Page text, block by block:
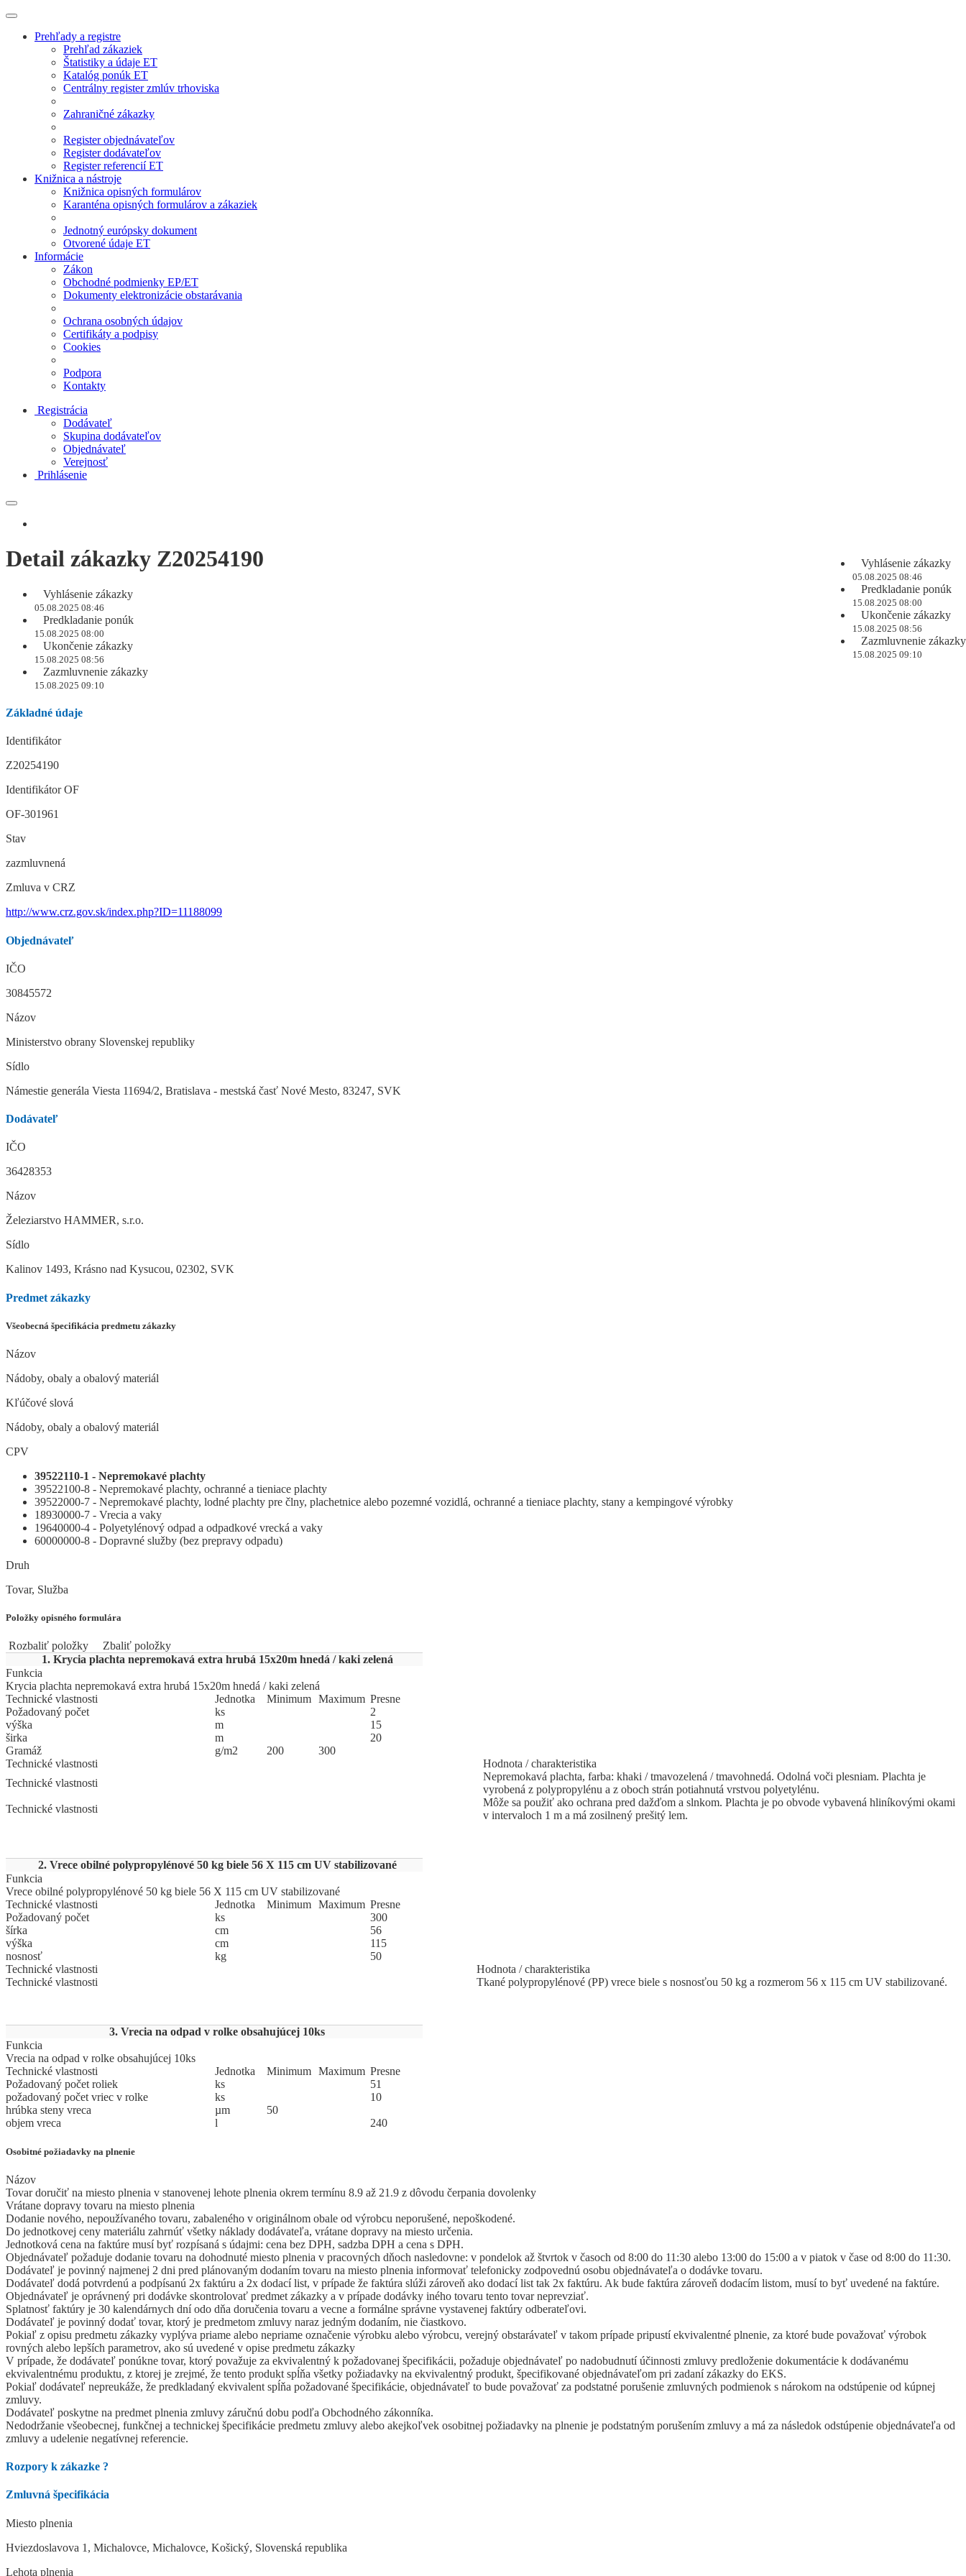
Prehľady a registre
Prehľad zákaziek
Štatistiky a údaje ET
Katalóg ponúk ET
Centrálny register zmlúv trhoviska
Zahraničné zákazky
Register objednávateľov
Register dodávateľov
Register referencií ET
Knižnica a nástroje
Knižnica opisných formulárov
Karanténa opisných formulárov a zákaziek
Jednotný európsky dokument
Otvorené údaje ET
Informácie
Zákon
Obchodné podmienky EP/ET
Dokumenty elektronizácie obstarávania
Ochrana osobných údajov
Certifikáty a podpisy
Cookies
Podpora
Kontakty
Registrácia
Dodávateľ
Skupina dodávateľov
Objednávateľ
Verejnosť
Prihlásenie
Vyhlásenie zákazky
05.08.2025 08:46
Predkladanie ponúk
15.08.2025 08:00
Ukončenie zákazky
15.08.2025 08:56
Zazmluvnenie zákazky
15.08.2025 09:10
Detail zákazky Z20254190
Vyhlásenie zákazky
05.08.2025 08:46
Predkladanie ponúk
15.08.2025 08:00
Ukončenie zákazky
15.08.2025 08:56
Zazmluvnenie zákazky
15.08.2025 09:10
Základné údaje
Identifikátor
Z20254190
Identifikátor OF
OF-301961
Stav
zazmluvnená
Zmluva v CRZ
http://www.crz.gov.sk/index.php?ID=11188099
Objednávateľ
IČO
30845572
Názov
Ministerstvo obrany Slovenskej republiky
Sídlo
Námestie generála Viesta 11694/2, Bratislava - mestská časť Nové Mesto, 83247, SVK
Dodávateľ
IČO
36428353
Názov
Železiarstvo HAMMER, s.r.o.
Sídlo
Kalinov 1493, Krásno nad Kysucou, 02302, SVK
Predmet zákazky
Všeobecná špecifikácia predmetu zákazky
Názov
Nádoby, obaly a obalový materiál
Kľúčové slová
Nádoby, obaly a obalový materiál
CPV
39522110-1 - Nepremokavé plachty
39522100-8 - Nepremokavé plachty, ochranné a tieniace plachty
39522000-7 - Nepremokavé plachty, lodné plachty pre člny, plachetnice alebo pozemné vozidlá, ochranné a tieniace plachty, stany a kempingové výrobky
18930000-7 - Vrecia a vaky
19640000-4 - Polyetylénový odpad a odpadkové vrecká a vaky
60000000-8 - Dopravné služby (bez prepravy odpadu)
Druh
Tovar, Služba
Položky opisného formulára
Rozbaliť položky
Zbaliť položky
1. Krycia plachta nepremokavá extra hrubá 15x20m hnedá / kaki zelená
Funkcia
Krycia plachta nepremokavá extra hrubá 15x20m hnedá / kaki zelená
Technické vlastnosti
Jed­not­ka Mi­ni­mum Ma­xi­mum Pres­ne
Požadovaný počet
ks
2
výška
m
15
širka
m
20
Gramáž
g/m2 200
300
Technické vlastnosti
Hodnota / charakteristika
Technické vlastnosti
Nepremokavá plachta, farba: khaki / tmavozelená / tmavohnedá. Odolná voči plesniam. Plachta je
vyrobená z polypropylénu a z oboch strán potiahnutá vrstvou polyetylénu.
Technické vlastnosti
Môže sa použiť ako ochrana pred dažďom a slnkom. Plachta je po obvode vybavená hliníkovými okami
v intervaloch 1 m a má zosilnený prešitý lem.
2. Vrece obilné polypropylénové 50 kg biele 56 X 115 cm UV stabilizované
Funkcia
Vrece obilné polypropylénové 50 kg biele 56 X 115 cm UV stabilizované
Technické vlastnosti
Jed­not­ka Mi­ni­mum Ma­xi­mum Pres­ne
Požadovaný počet
ks
300
šírka
cm
56
výška
cm
115
nosnosť
kg
50
Technické vlastnosti
Hodnota / charakteristika
Technické vlastnosti
Tkané polypropylénové (PP) vrece biele s nosnosťou 50 kg a rozmerom 56 x 115 cm UV stabilizované.
3. Vrecia na odpad v rolke obsahujúcej 10ks
Funkcia
Vrecia na odpad v rolke obsahujúcej 10ks
Technické vlastnosti
Jed­not­ka Mi­ni­mum Ma­xi­mum Pres­ne
Požadovaný počet roliek
ks
51
požadovaný počet vriec v rolke
ks
10
hrúbka steny vreca
µm
50
objem vreca
l 240
Osobitné požiadavky na plnenie
Názov
Tovar doručiť na miesto plnenia v stanovenej lehote plnenia okrem termínu 8.9 až 21.9 z dôvodu čerpania dovolenky
Vrátane dopravy tovaru na miesto plnenia
Dodanie nového, nepoužívaného tovaru, zabaleného v originálnom obale od výrobcu neporušené, nepoškodené.
Do jednotkovej ceny materiálu zahrnúť všetky náklady dodávateľa, vrátane dopravy na miesto určenia.
Jednotková cena na faktúre musí byť rozpísaná s údajmi: cena bez DPH, sadzba DPH a cena s DPH.
Objednávateľ požaduje dodanie tovaru na dohodnuté miesto plnenia v pracovných dňoch nasledovne: v pondelok až štvrtok v časoch od 8:00 do 11:30 alebo 13:00 do 15:00 a v piatok v čase od 8:00 do 11:30.
Dodávateľ je povinný najmenej 2 dni pred plánovaným dodaním tovaru na miesto plnenia informovať telefonicky zodpovednú osobu objednávateľa o dodávke tovaru.
Dodávateľ dodá potvrdenú a podpísanú 2x faktúru a 2x dodací list, v prípade že faktúra slúži zároveň ako dodací list tak 2x faktúru. Ak bude faktúra zároveň dodacím listom, musí to byť uvedené na faktúre.
Objednávateľ je oprávnený pri dodávke skontrolovať predmet zákazky a v prípade dodávky iného tovaru tento tovar neprevziať.
Splatnosť faktúry je 30 kalendárnych dní odo dňa doručenia tovaru a vecne a formálne správne vystavenej faktúry odberateľovi.
Dodávateľ je povinný dodať tovar, ktorý je predmetom zmluvy naraz jedným dodaním, nie čiastkovo.
Pokiaľ z opisu predmetu zákazky vyplýva priame alebo nepriame označenie výrobku alebo výrobcu, verejný obstarávateľ v takom prípade pripustí ekvivalentné plnenie, za ktoré bude považovať výrobok
rovných alebo lepších parametrov, ako sú uvedené v opise predmetu zákazky
V prípade, že dodávateľ ponúkne tovar, ktorý považuje za ekvivalentný k požadovanej špecifikácii, požaduje objednávateľ po nadobudnutí účinnosti zmluvy predloženie dokumentácie k dodávanému
ekvivalentnému produktu, z ktorej je zrejmé, že tento produkt spĺňa všetky požiadavky na ekvivalentný produkt, špecifikované objednávateľom pri zadaní zákazky do EKS.
Pokiaľ dodávateľ nepreukáže, že predkladaný ekvivalent spĺňa požadované špecifikácie, objednávateľ to bude považovať za podstatné porušenie zmluvných podmienok s nárokom na odstúpenie od kúpnej
zmluvy.
Dodávateľ poskytne na predmet plnenia zmluvy záručnú dobu podľa Obchodného zákonníka.
Nedodržanie všeobecnej, funkčnej a technickej špecifikácie predmetu zmluvy alebo akejkoľvek osobitnej požiadavky na plnenie je podstatným porušením zmluvy a má za následok odstúpenie objednávateľa od
zmluvy a udelenie negatívnej referencie.
Rozpory k zákazke ?
Zmluvná špecifikácia
Miesto plnenia
Hviezdoslavova 1, Michalovce, Michalovce, Košický, Slovenská republika
Lehota plnenia